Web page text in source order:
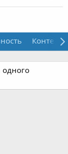
Контент
одного